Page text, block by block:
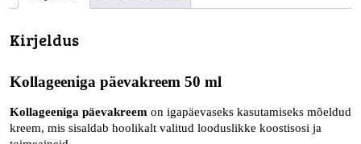
Kirjeldus
Kollageeniga päevakreem 50 ml
Kollageeniga päevakreem on igapäevaseks kasutamiseks mõeldud
kreem, mis sisaldab hoolikalt valitud looduslikke koostisosi ja